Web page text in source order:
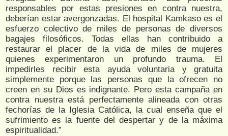
responsables por estas presiones en contra nuestra,
deberían estar avergonzadas. El hospital Kamkaso es el
esfuerzo colectivo de miles de personas de diversos
bagajes filosóficos. Todas ellas han contribuido a
restaurar el placer de la vida de miles de mujeres
quienes experimentaron un profundo trauma. El
impedirles recibir esta ayuda voluntaria y gratuita
simplemente porque las personas que la ofrecen no
creen en su Dios es indignante. Pero esta campaña en
contra nuestra está perfectamente alineada con otras
fechorías de la Iglesia Católica, la cual enseña que el
sufrimiento es la fuente del despertar y de la máxima
espiritualidad.”